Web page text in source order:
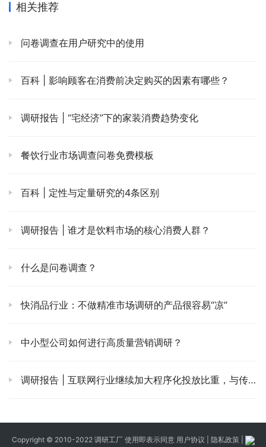
相关推荐
问卷调查在用户研究中的使用
百科 | 影响顾客在消费前决定购买的因素有哪些？
调研报告 | “宅经济”下的家装消费趋势变化
餐饮行业市场调查问卷免费模板
百科 | 定性与定量研究的4条区别
调研报告 | 谁才是饮料市场的核心消费人群？
什么是问卷调查？
快消品行业：不做精准市场调研的产品很容易“凉”
中小型公司如何进行高质量营销调研？
调研报告 | 互联网行业继续加大程序化投放比重，与传统行业差距缩小
Copyright © 2010-2022 调研工厂 使用即表示同意 用户协议 隐私政策|